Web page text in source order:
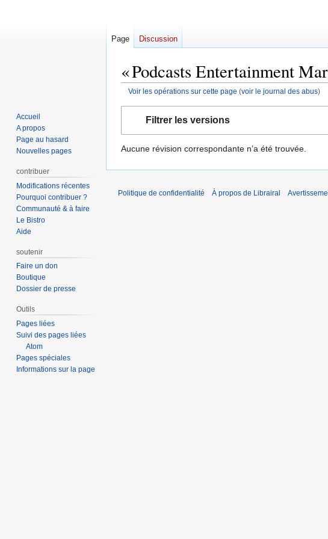
« Podcasts Entertainment
Voir les opérations sur cette page (voir le journal des abus)
navigation
recherche
Filtrer les versions
Aucune révision correspondante n’a été trouvée.
Page Discussion
Accueil
A propos
Page au hasard
Nouvelles pages
contribuer
Modifications récentes
Pourquoi contribuer ?
Communauté & à faire
Le Bistro
Aide
soutenir
Faire un don
Boutique
Dossier de presse
Outils
Pages liées
Suivi des pages liées
Atom
Pages spéciales
Informations sur la page
Politique de confidentialité À propos de Librairal